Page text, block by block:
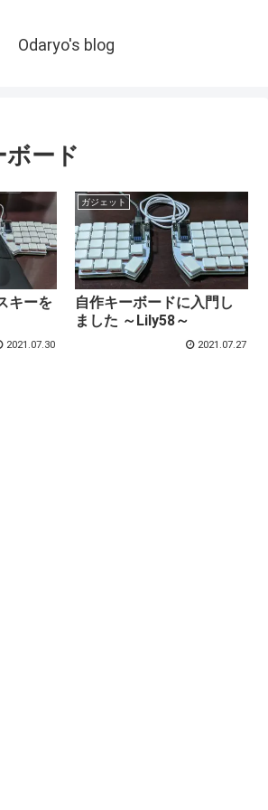
Odaryo's blog
ボード
キーを
2021.07.30
ガジェット
自作キーボードに入門し
ました ～Lily58～
2021.07.27